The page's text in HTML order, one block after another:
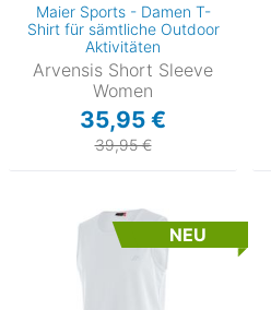
Maier Sports - Damen T-
Shirt für sämtliche Outdoor
Aktivitäten
Arvensis Short Sleeve
Women
35,95 €
39,95 €
NEU